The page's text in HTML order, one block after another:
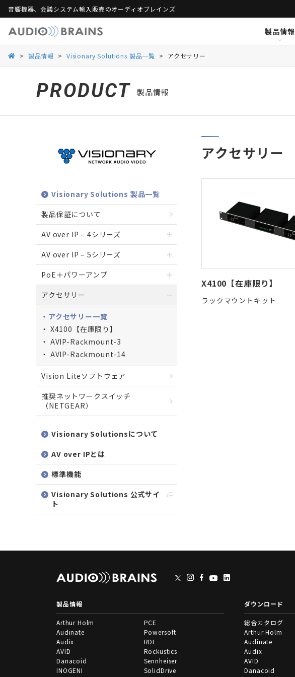
音響機器、会議システム輸入販売のオーディオブレインズ
製品情報
Danacoid
INOGENI K-array
Luminex
RDL
Taguchi
Televic TiMax
Danacoid
INOGENI K-array
Luminex
RDL
Taguchi
Televic TiMax
> 製品情報 > Visionary Solutions 製品一覧 > アクセサリー
PRODUCT 製品情報
Visionary Solutions 製品一覧
製品保証について
AV over IP – 4シリーズ
AV over IP – 5シリーズ
PoE＋パワーアンプ
アクセサリー
アクセサリー一覧
X4100【在庫限り】
AVIP-Rackmount-3
AVIP-Rackmount-14
Vision Liteソフトウェア
推奨ネットワークスイッチ
（NETGEAR）
Visionary Solutionsについて
AV over IPとは
標準機能
Visionary Solutions 公式サイ
ト
アクセサリー
X4100【在庫限り】
ラックマウントキット
製品情報
Arthur Holm
Audinate
Audix
AVID
Danacoid
INOGENI
PCE
Powersoft
RDL
Rockustics
Sennheiser
SolidDrive
ダウンロード
総合カタログ
Arthur Holm
Audinate
Audix
AVID
Danacoid